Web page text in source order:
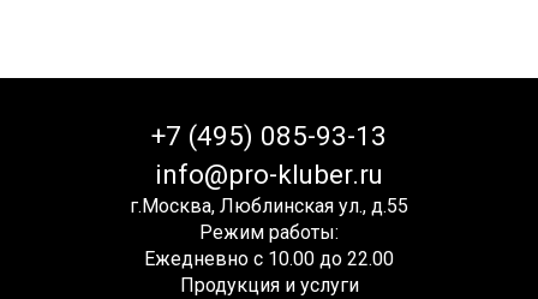
+7 (495) 085-93-13
info@pro-kluber.ru
г.Москва, Люблинская ул., д.55
Режим работы:
Ежедневно с 10.00 до 22.00
Продукция и услуги